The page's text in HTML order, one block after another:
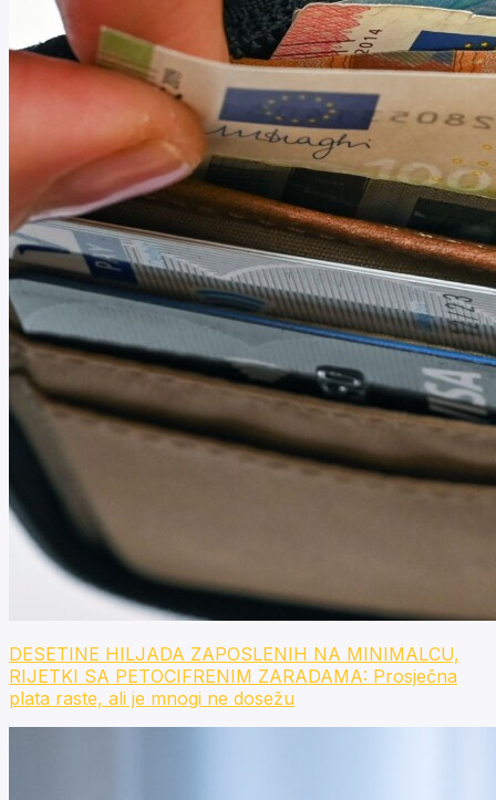
DESETINE HILJADA ZAPOSLENIH NA MINIMALCU,
RIJETKI SA PETOCIFRENIM ZARADAMA: Prosječna
plata raste, ali je mnogi ne dosežu